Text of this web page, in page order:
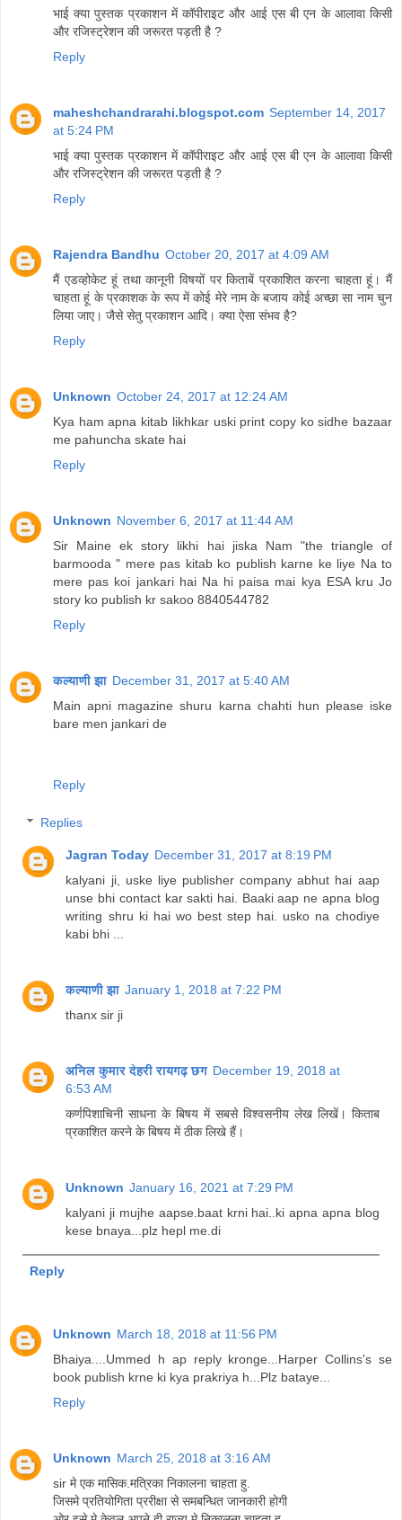
भाई क्या पुस्तक प्रकाशन में कॉपीराइट और आई एस बी एन के आलावा किसी
और रजिस्ट्रेशन की जरूरत पड़ती है ?
Reply
maheshchandrarahi.blogspot.com September 14, 2017
at 5:24 PM
भाई क्या पुस्तक प्रकाशन में कॉपीराइट और आई एस बी एन के आलावा किसी
और रजिस्ट्रेशन की जरूरत पड़ती है ?
Reply
Rajendra Bandhu October 20, 2017 at 4:09 AM
मैं एडव्होकेट हूं तथा कानूनी विषयों पर किताबें प्रकाशित करना चाहता हूं। मैं
चाहता हूं के प्रकाशक के रूप में कोई मेरे नाम के बजाय कोई अच्छा सा नाम चुन
लिया जाए। जैसे सेतु प्रकाशन आदि। क्या ऐसा संभव है?
Reply
Unknown October 24, 2017 at 12:24 AM
Kya ham apna kitab likhkar uski print copy ko sidhe bazaar
me pahuncha skate hai
Reply
Unknown November 6, 2017 at 11:44 AM
Sir Maine ek story likhi hai jiska Nam "the triangle of
barmooda " mere pas kitab ko publish karne ke liye Na to
mere pas koi jankari hai Na hi paisa mai kya ESA kru Jo
story ko publish kr sakoo 8840544782
Reply
कल्याणी झा December 31, 2017 at 5:40 AM
Main apni magazine shuru karna chahti hun please iske
bare men jankari de
Reply
Replies
Jagran Today December 31, 2017 at 8:19 PM
kalyani ji, uske liye publisher company abhut hai aap
unse bhi contact kar sakti hai. Baaki aap ne apna blog
writing shru ki hai wo best step hai. usko na chodiye
kabi bhi ...
कल्याणी झा January 1, 2018 at 7:22 PM
thanx sir ji
अनिल कुमार देहरी रायगढ़ छग December 19, 2018 at
6:53 AM
कर्णपिशाचिनी साधना के बिषय में सबसे विश्वसनीय लेख लिखें। किताब
प्रकाशित करने के बिषय में ठीक लिखे हैं।
Unknown January 16, 2021 at 7:29 PM
kalyani ji mujhe aapse.baat krni hai..ki apna apna blog
kese bnaya...plz hepl me.di
Reply
Unknown March 18, 2018 at 11:56 PM
Bhaiya....Ummed h ap reply kronge...Harper Collins's se
book publish krne ki kya prakriya h...Plz bataye...
Reply
Unknown March 25, 2018 at 3:16 AM
sir मे एक मासिक.मत्रिका निकालना चाहता हु.
जिसमे प्रतियोगिता प्ररीक्षा से समबन्धित जानकारी होगी